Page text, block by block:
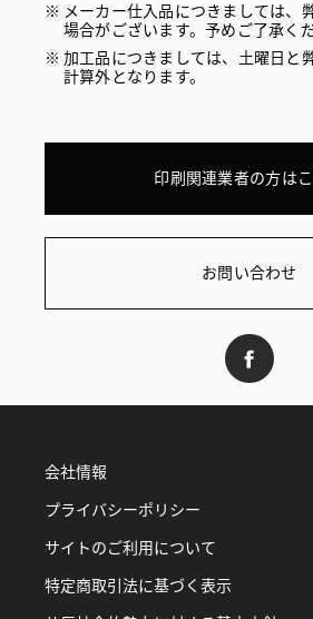
メーカー仕入品につきましては、
場合がございます。予めご了承くだ
加工品につきましては、土曜日と
計算外となります。
印刷関連業者の方は
お問い合わせ
会社情報
プライバシーポリシー
サイトのご利用について
特定商取引法に基づく表示